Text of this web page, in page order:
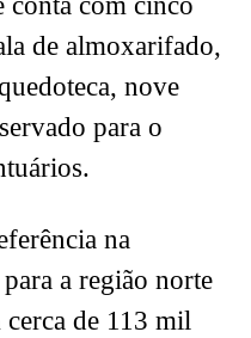
de almoxarifado,
nove
para o
na
a região norte
de 113 mil